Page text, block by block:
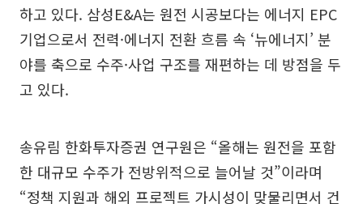
하고 있다. 삼성E&A는 원전 시공보다는 에너지 EPC
기업으로서 전력·에너지 전환 흐름 속 ‘뉴에너지’ 분
야를 축으로 수주·사업 구조를 재편하는 데 방점을 두
고 있다.
송유림 한화투자증권 연구원은 “올해는 원전을 포함
한 대규모 수주가 전방위적으로 늘어날 것”이라며
“정책 지원과 해외 프로젝트 가시성이 맞물리면서 건